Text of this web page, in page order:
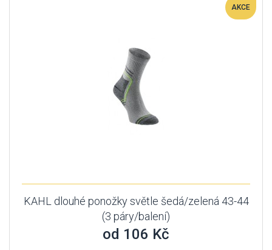
AKCE
KAHL dlouhé ponožky světle šedá/zelená 43-44
(3 páry/balení)
od 106 Kč